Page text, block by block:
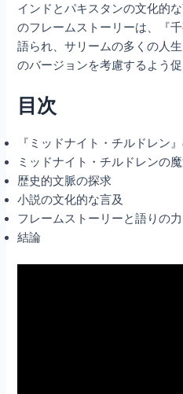
インドとパキスタンの文化的
のフレームストーリーは、『
語られ、サリームの多くの人
のバージョンを考慮するよう促
目次
『ミッドナイト・チルドレン
ミッドナイト・チルドレンの
歴史的文脈の探求
小説の文化的な言及
フレームストーリーと語りの力
結論